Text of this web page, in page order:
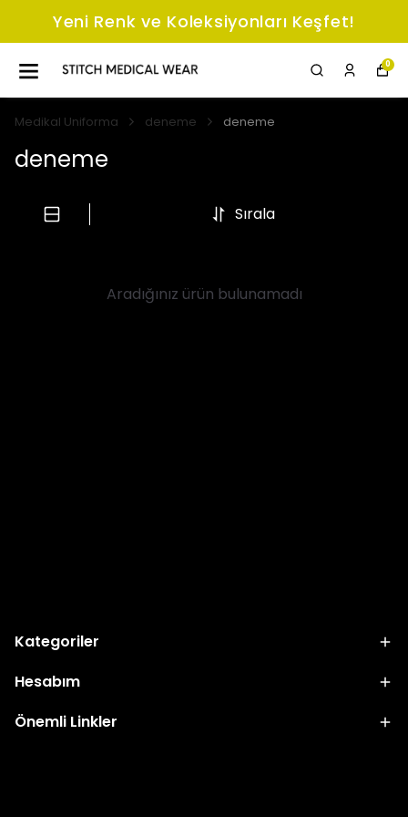
Yeni Renk ve Koleksiyonları Keşfet!
0
Medikal Uniforma deneme deneme
deneme
Sırala
Aradığınız ürün bulunamadı
Kategoriler
Hesabım
Önemli Linkler